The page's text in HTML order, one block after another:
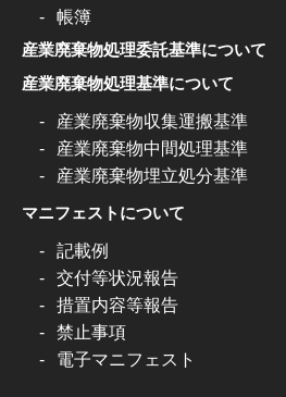
帳簿
産業廃棄物処理委託基準について
産業廃棄物処理基準について
産業廃棄物収集運搬基準
産業廃棄物中間処理基準
産業廃棄物埋立処分基準
マニフェストについて
記載例
交付等状況報告
措置内容等報告
禁止事項
電子マニフェスト